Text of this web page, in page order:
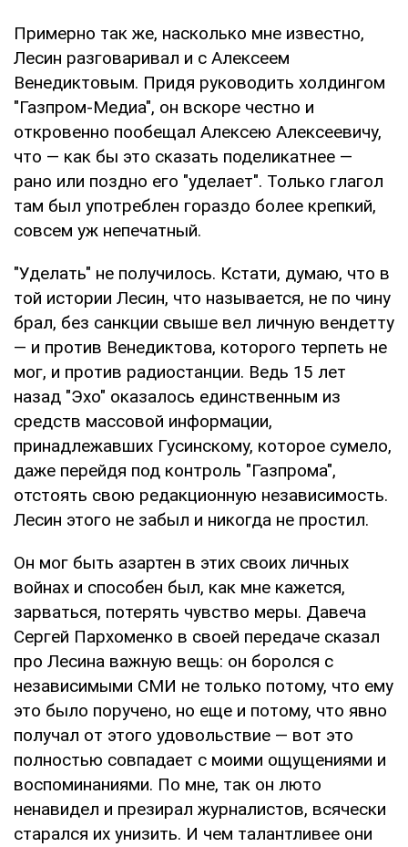
Примерно так же, насколько мне известно,
Лесин разговаривал и с Алексеем
Венедиктовым. Придя руководить холдингом
"Газпром-Медиа", он вскоре честно и
откровенно пообещал Алексею Алексеевичу,
что — как бы это сказать поделикатнее —
рано или поздно его "уделает". Только глагол
там был употреблен гораздо более крепкий,
совсем уж непечатный.
"Уделать" не получилось. Кстати, думаю, что в
той истории Лесин, что называется, не по чину
брал, без санкции свыше вел личную вендетту
— и против Венедиктова, которого терпеть не
мог, и против радиостанции. Ведь 15 лет
назад "Эхо" оказалось единственным из
средств массовой информации,
принадлежавших Гусинскому, которое сумело,
даже перейдя под контроль "Газпрома",
отстоять свою редакционную независимость.
Лесин этого не забыл и никогда не простил.
Он мог быть азартен в этих своих личных
войнах и способен был, как мне кажется,
зарваться, потерять чувство меры. Давеча
Сергей Пархоменко в своей передаче сказал
про Лесина важную вещь: он боролся с
независимыми СМИ не только потому, что ему
это было поручено, но еще и потому, что явно
получал от этого удовольствие — вот это
полностью совпадает с моими ощущениями и
воспоминаниями. По мне, так он люто
ненавидел и презирал журналистов, всячески
старался их унизить. И чем талантливее они